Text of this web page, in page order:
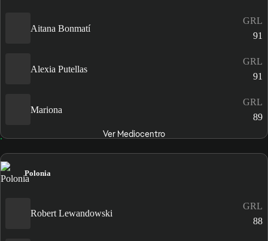
Aitana Bonmatí
GRL
91
Alexia Putellas
GRL
91
Mariona
GRL
89
Ver Mediocentro
Polonia
Robert Lewandowski
GRL
88